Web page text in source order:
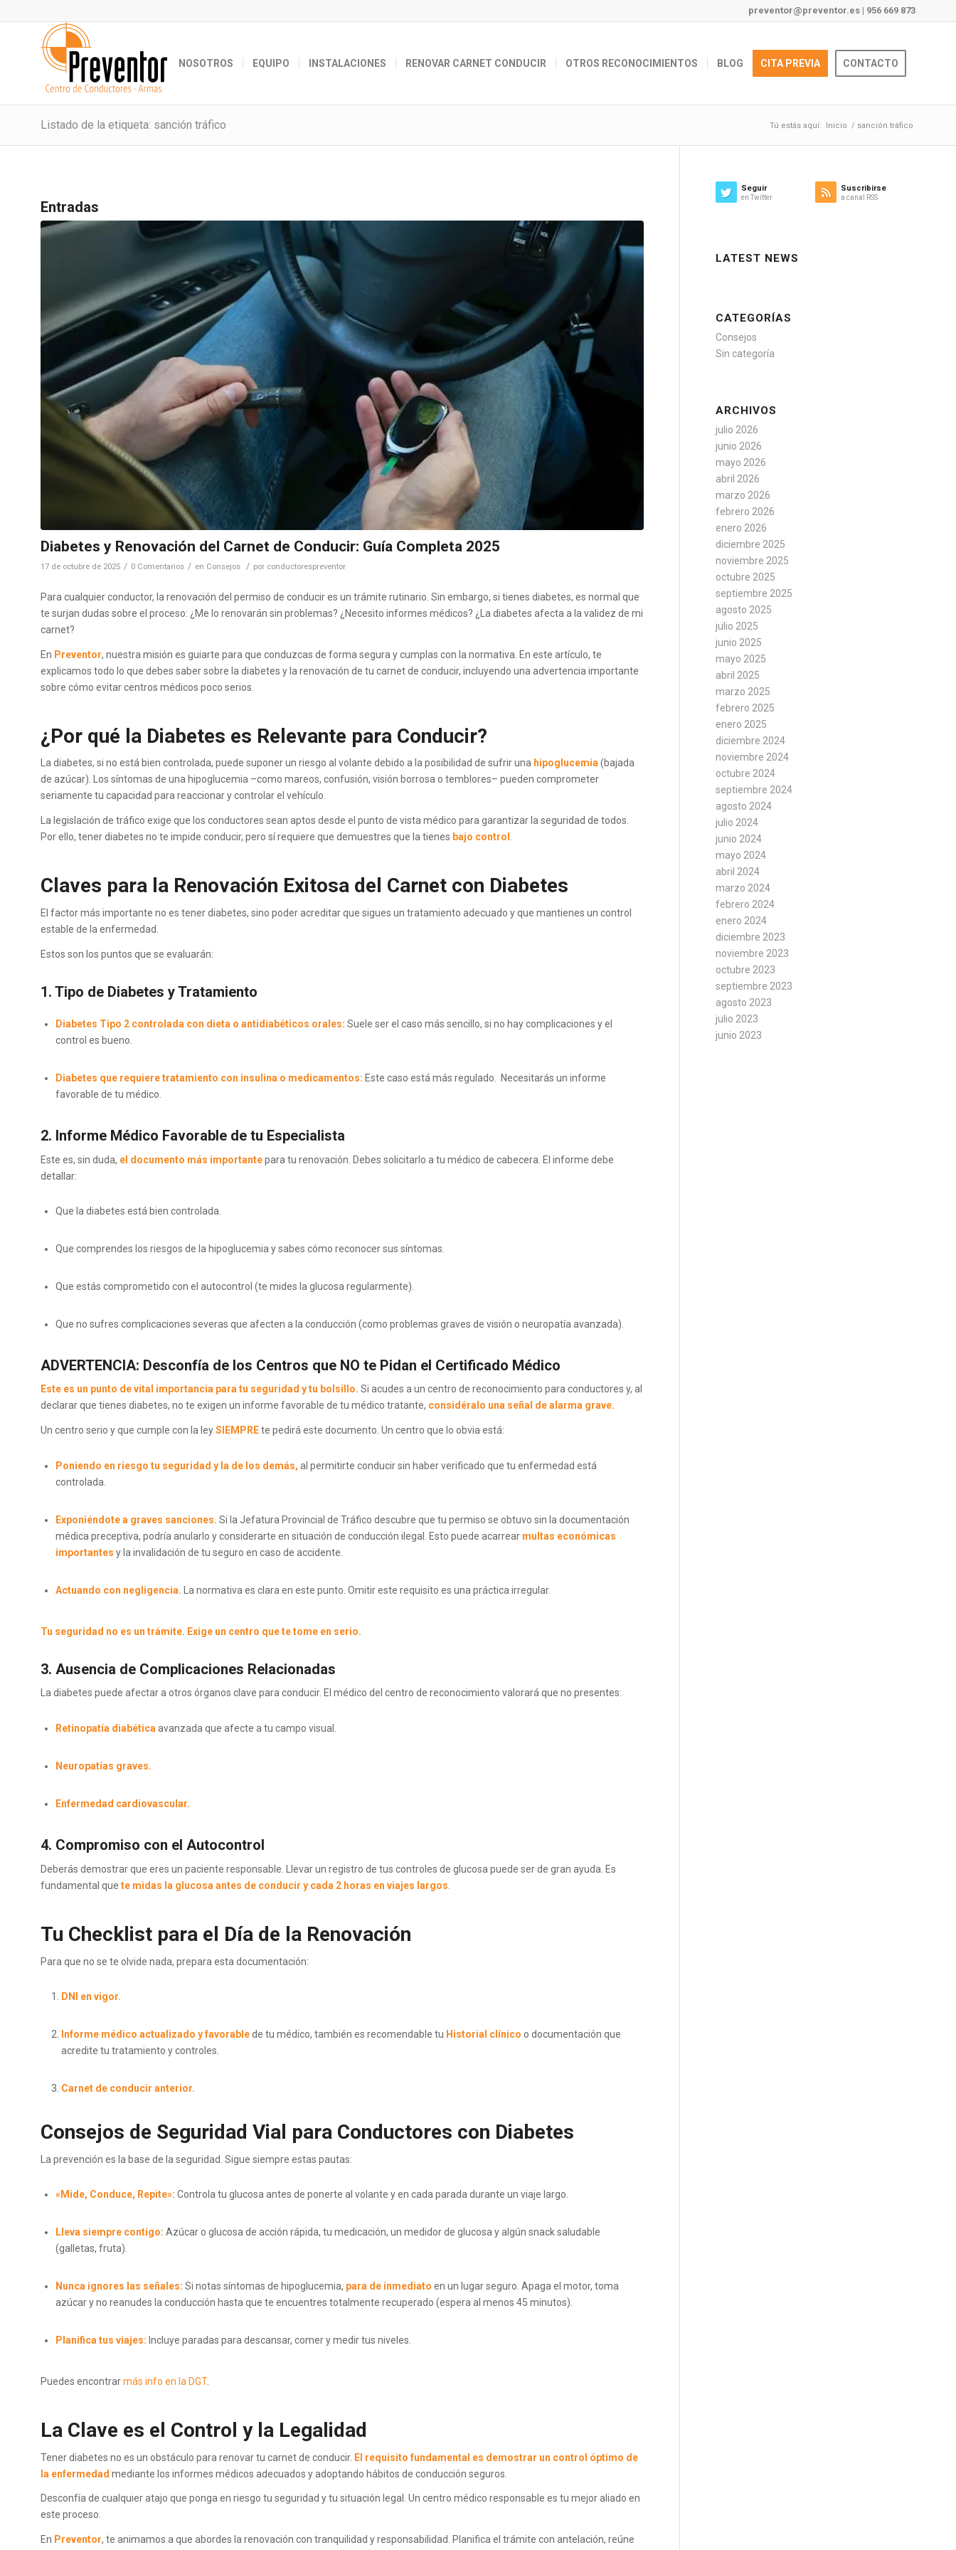
preventor@preventor.es | 956 669 873
NOSOTROS EQUIPO INSTALACIONES RENOVAR CARNET CONDUCIR OTROS RECONOCIMIENTOS BLOG CITA PREVIA CONTACTO
Listado de la etiqueta: sanción tráfico Tú estás aquí: Inicio / sanción tráfico
Entradas
Diabetes y Renovación del Carnet de Conducir: Guía Completa 2025
17 de octubre de 2025 / 0 Comentarios / en Consejos / por conductorespreventor
Para cualquier conductor, la renovación del permiso de conducir es un trámite rutinario. Sin embargo, si tienes diabetes, es normal que
te surjan dudas sobre el proceso: ¿Me lo renovarán sin problemas? ¿Necesito informes médicos? ¿La diabetes afecta a la validez de mi
carnet?
En Preventor, nuestra misión es guiarte para que conduzcas de forma segura y cumplas con la normativa. En este artículo, te
explicamos todo lo que debes saber sobre la diabetes y la renovación de tu carnet de conducir, incluyendo una advertencia importante
sobre cómo evitar centros médicos poco serios.
¿Por qué la Diabetes es Relevante para Conducir?
La diabetes, si no está bien controlada, puede suponer un riesgo al volante debido a la posibilidad de sufrir una hipoglucemia(bajada
de azúcar). Los síntomas de una hipoglucemia –como mareos, confusión, visión borrosa o temblores– pueden comprometer
seriamente tu capacidad para reaccionar y controlar el vehículo.
La legislación de tráfico exige que los conductores sean aptos desde el punto de vista médico para garantizar la seguridad de todos.
Por ello, tener diabetes no te impide conducir, pero sí requiere que demuestres que la tienes bajo control .
Claves para la Renovación Exitosa del Carnet con Diabetes
El factor más importante no es tener diabetes, sino poder acreditar que sigues un tratamiento adecuado y que mantienes un control
estable de la enfermedad.
Estos son los puntos que se evaluarán:
1. Tipo de Diabetes y Tratamiento
Diabetes Tipo 2 controlada con dieta o antidiabéticos orales: Suele ser el caso más sencillo, si no hay complicaciones y el
control es bueno.
Diabetes que requiere tratamiento con insulina o medicamentos: Este caso está más regulado. Necesitarás un informe
favorable de tu médico.
2. Informe Médico Favorable de tu Especialista
Este es, sin duda, el documento más importantepara tu renovación. Debes solicitarlo a tu médico de cabecera. El informe debe
detallar:
Que la diabetes está bien controlada.
Que comprendes los riesgos de la hipoglucemia y sabes cómo reconocer sus síntomas.
Que estás comprometido con el autocontrol (te mides la glucosa regularmente).
Que no sufres complicaciones severas que afecten a la conducción (como problemas graves de visión o neuropatía avanzada).
ADVERTENCIA: Desconfía de los Centros que NO te Pidan el Certificado Médico
Este es un punto de vital importancia para tu seguridad y tu bolsillo. Si acudes a un centro de reconocimiento para conductores y, al
declarar que tienes diabetes, no te exigen un informe favorable de tu médico tratante, considéralo una señal de alarma grave.
Un centro serio y que cumple con la leySIEMPREte pedirá este documento. Un centro que lo obvia está:
Poniendo en riesgo tu seguridad y la de los demás, al permitirte conducir sin haber verificado que tu enfermedad está
controlada.
Exponiéndote a graves sanciones. Si la Jefatura Provincial de Tráfico descubre que tu permiso se obtuvo sin la documentación
médica preceptiva, podría anularlo y considerarte en situación de conducción ilegal. Esto puede acarrear multas económicas
importantes y la invalidación de tu seguro en caso de accidente.
Actuando con negligencia. La normativa es clara en este punto. Omitir este requisito es una práctica irregular.
Tu seguridad no es un trámite. Exige un centro que te tome en serio.
3. Ausencia de Complicaciones Relacionadas
La diabetes puede afectar a otros órganos clave para conducir. El médico del centro de reconocimiento valorará que no presentes:
Retinopatía diabéticaavanzada que afecte a tu campo visual.
Neuropatías graves.
Enfermedad cardiovascular.
4. Compromiso con el Autocontrol
Deberás demostrar que eres un paciente responsable. Llevar un registro de tus controles de glucosa puede ser de gran ayuda. Es
fundamental que te midas la glucosa antes de conducir y cada 2 horas en viajes largos
Tu Checklist para el Día de la Renovación
Para que no se te olvide nada, prepara esta documentación:
DNI en vigor.
Informe médico actualizado y favorablede tu médico, también es recomendable tu Historial clínico o documentación que
acredite tu tratamiento y controles.
Carnet de conducir anterior.
Consejos de Seguridad Vial para Conductores con Diabetes
La prevención es la base de la seguridad. Sigue siempre estas pautas:
«Mide, Conduce, Repite»: Controla tu glucosa antes de ponerte al volante y en cada parada durante un viaje largo.
Lleva siempre contigo: Azúcar o glucosa de acción rápida, tu medicación, un medidor de glucosa y algún snack saludable
(galletas, fruta).
Nunca ignores las señales: Si notas síntomas de hipoglucemia, para de inmediato en un lugar seguro. Apaga el motor, toma
azúcar y no reanudes la conducción hasta que te encuentres totalmente recuperado (espera al menos 45 minutos).
Planifica tus viajes: Incluye paradas para descansar, comer y medir tus niveles.
Puedes encontrarmás info en la DGT.
La Clave es el Control y la Legalidad
Tener diabetes no es un obstáculo para renovar tu carnet de conducir. El requisito fundamental es demostrar un control óptimo de
la enfermedad mediante los informes médicos adecuados y adoptando hábitos de conducción seguros.
Desconfía de cualquier atajo que ponga en riesgo tu seguridad y tu situación legal. Un centro médico responsable es tu mejor aliado en
este proceso.
En Preventor, te animamos a que abordes la renovación con tranquilidad y responsabilidad. Planifica el trámite con antelación, reúne
Seguir
en Twitter
Suscribirse
a canal RSS
LATEST NEWS
CATEGORÍAS
Consejos
Sin categoría
ARCHIVOS
julio 2026
junio 2026
mayo 2026
abril 2026
marzo 2026
febrero 2026
enero 2026
diciembre 2025
noviembre 2025
octubre 2025
septiembre 2025
agosto 2025
julio 2025
junio 2025
mayo 2025
abril 2025
marzo 2025
febrero 2025
enero 2025
diciembre 2024
noviembre 2024
octubre 2024
septiembre 2024
agosto 2024
julio 2024
junio 2024
mayo 2024
abril 2024
marzo 2024
febrero 2024
enero 2024
diciembre 2023
noviembre 2023
octubre 2023
septiembre 2023
agosto 2023
julio 2023
junio 2023